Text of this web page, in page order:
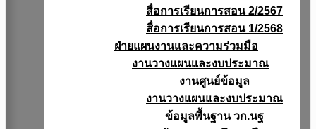
สื่อการเรียนการสอน 2/2567
สื่อการเรียนการสอน 1/2568
ฝ่ายแผนงานเเละความร่วมมือ
งานวางแผนเเละงบประมาณ
งานศูนย์ข้อมูล
งานวางแผนและงบประมาณ
ข้อมูลพื้นฐาน วก.นฐ